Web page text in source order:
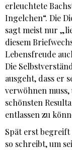
erleuchtete
Ingelchen“. Die
sagt meist nur
diesem
Lebensfreude
Die
ausgeht, dass er
verwöhnen
schönsten
entlassen zu
Spät erst
so schreibt, um